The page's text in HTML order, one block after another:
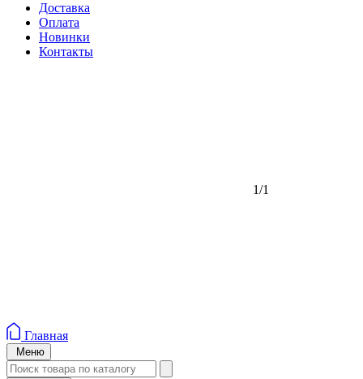
Доставка
Оплата
Новинки
Контакты
1/1
Главная
Меню